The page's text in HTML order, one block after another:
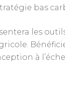
bas
les
à